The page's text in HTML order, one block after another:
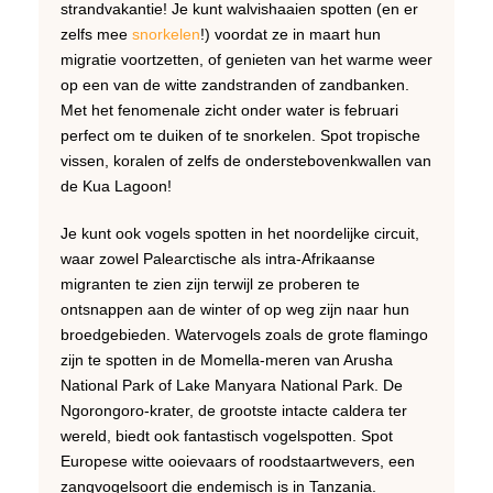
strandvakantie! Je kunt walvishaaien spotten (en er
zelfs mee snorkelen!) voordat ze in maart hun
migratie voortzetten, of genieten van het warme weer
op een van de witte zandstranden of zandbanken.
Met het fenomenale zicht onder water is februari
perfect om te duiken of te snorkelen. Spot tropische
vissen, koralen of zelfs de onderstebovenkwallen van
de Kua Lagoon!
Je kunt ook vogels spotten in het noordelijke circuit,
waar zowel Palearctische als intra-Afrikaanse
migranten te zien zijn terwijl ze proberen te
ontsnappen aan de winter of op weg zijn naar hun
broedgebieden. Watervogels zoals de grote flamingo
zijn te spotten in de Momella-meren van Arusha
National Park of Lake Manyara National Park. De
Ngorongoro-krater, de grootste intacte caldera ter
wereld, biedt ook fantastisch vogelspotten. Spot
Europese witte ooievaars of roodstaartwevers, een
zangvogelsoort die endemisch is in Tanzania.